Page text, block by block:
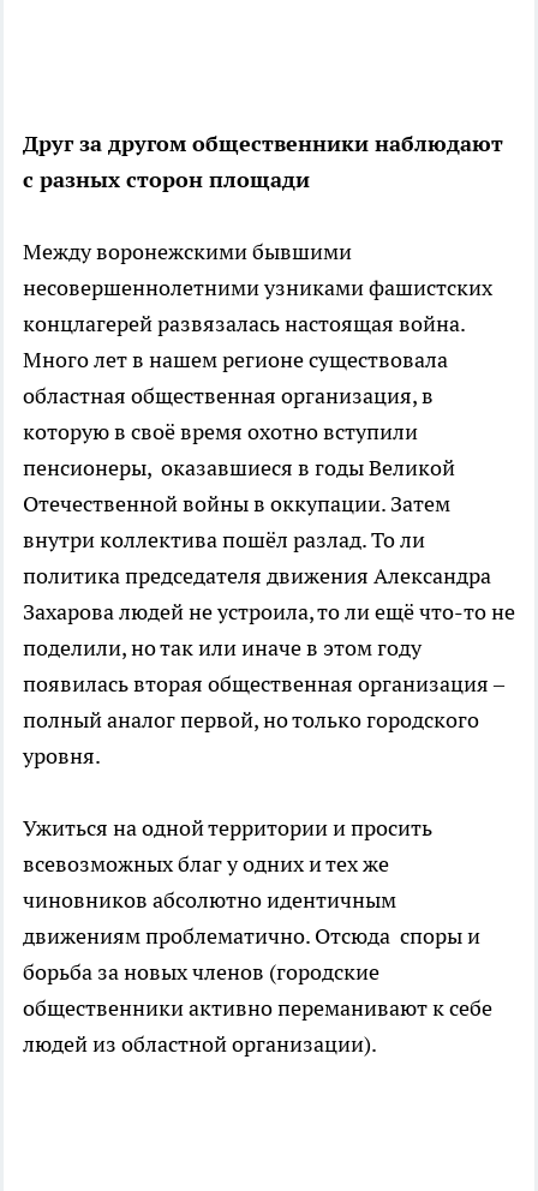
Друг за другом общественники наблюдают
с разных сторон площади
Между воронежскими бывшими
несовершеннолетними узниками фашистских
концлагерей развязалась настоящая война.
Много лет в нашем регионе существовала
областная общественная организация, в
которую в своё время охотно вступили
пенсионеры, оказавшиеся в годы Великой
Отечественной войны в оккупации. Затем
внутри коллектива пошёл разлад. То ли
политика председателя движения Александра
Захарова людей не устроила, то ли ещё что-то не
поделили, но так или иначе в этом году
появилась вторая общественная организация –
полный аналог первой, но только городского
уровня.
Ужиться на одной территории и просить
всевозможных благ у одних и тех же
чиновников абсолютно идентичным
движениям проблематично. Отсюда споры и
борьба за новых членов (городские
общественники активно переманивают к себе
людей из областной организации).